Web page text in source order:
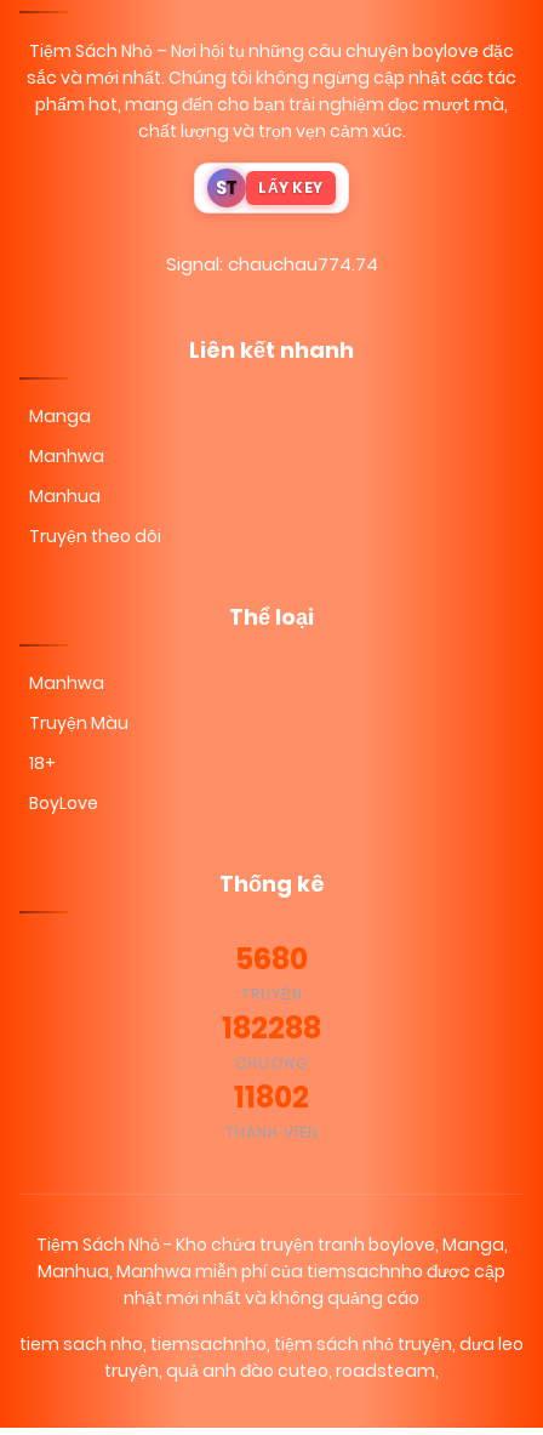
Tiệm Sách Nhỏ – Nơi hội tụ những câu chuyện boylove đặc
sắc và mới nhất. Chúng tôi không ngừng cập nhật các tác
phẩm hot, mang đến cho bạn trải nghiệm đọc mượt mà,
chất lượng và trọn vẹn cảm xúc.
ST LẤY KEY
Signal: chauchau774.74
Liên kết nhanh
Manga
Manhwa
Manhua
Truyện theo dõi
Thể loại
Manhwa
Truyện Màu
18+
BoyLove
Thống kê
5680
TRUYỆN
182288
CHƯƠNG
11802
THÀNH VIÊN
Tiệm Sách Nhỏ - Kho chứa truyện tranh boylove, Manga,
Manhua, Manhwa miễn phí của tiemsachnho được cập
nhật mới nhất và không quảng cáo
tiem sach nho, tiemsachnho, tiệm sách nhỏ truyện, dưa leo
truyện, quả anh đào cuteo, roadsteam,